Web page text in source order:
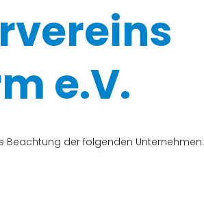
e.V.
Beachtung der folgenden Unternehmen: